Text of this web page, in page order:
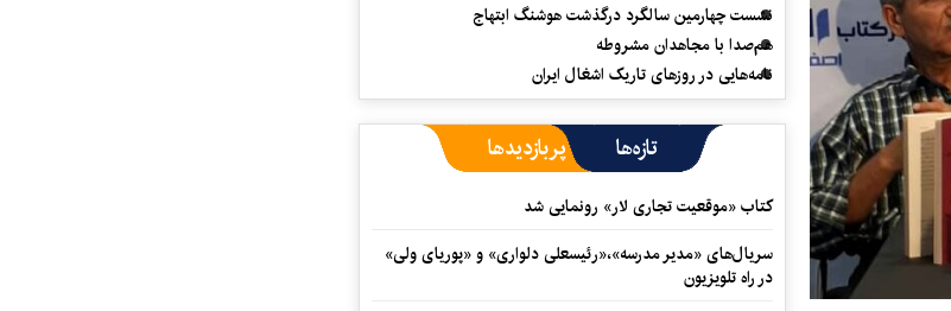
نشست چهارمین سالگرد درگذشت هوشنگ ابتهاج
هم‌صدا با مجاهدان مشروطه
نامه‌هایی در روزهای تاریک اشغال ایران
تازه‌ها پربازدیدها
کتاب «موقعیت تجاری لار» رونمایی شد
سریال‌های «مدیر مدرسه»،«رئیسعلی دلواری» و «پوریای ولی»
در راه تلویزیون